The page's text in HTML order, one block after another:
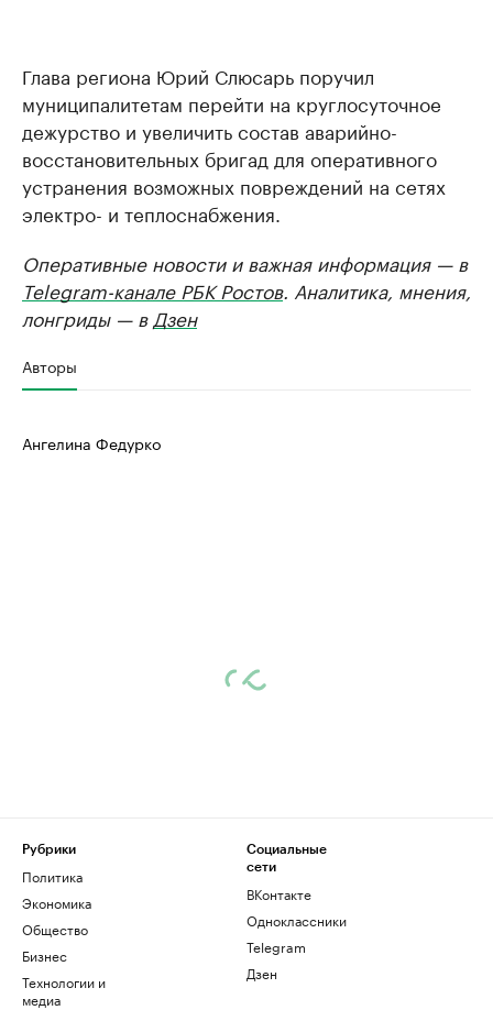
Глава региона Юрий Слюсарь поручил
муниципалитетам перейти на круглосуточное
дежурство и увеличить состав аварийно-
восстановительных бригад для оперативного
устранения возможных повреждений на сетях
электро- и теплоснабжения.
Оперативные новости и важная информация — в
Telegram-канале РБК Ростов. Аналитика, мнения,
лонгриды — в Дзен
Авторы
Ангелина Федурко
Рубрики
Политика
Экономика
Общество
Бизнес
Технологии и
медиа
Социальные
сети
ВКонтакте
Одноклассники
Telegram
Дзен